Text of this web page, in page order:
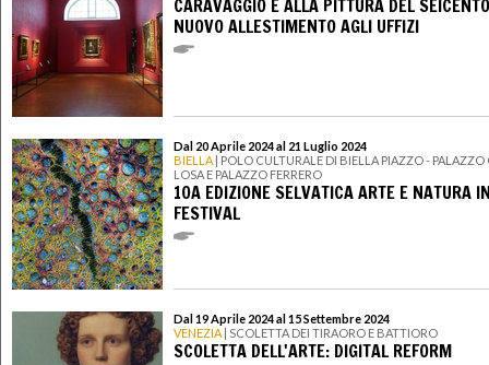
CARAVAGGIO E ALLA PITTURA DEL
NUOVO ALLESTIMENTO AGLI UFFIZI
Dal 20 Aprile 2024 al 21 Luglio 2024
BIELLA | POLO CULTURALE DI BIELLA PIAZZO -
LOSA E PALAZZO FERRERO
10A EDIZIONE SELVATICA ARTE E NATURA
FESTIVAL
Dal 19 Aprile 2024 al 15 Settembre 2024
VENEZIA | SCOLETTA DEI TIRAORO E BATTIORO
SCOLETTA DELL'ARTE: DIGITAL REFORM